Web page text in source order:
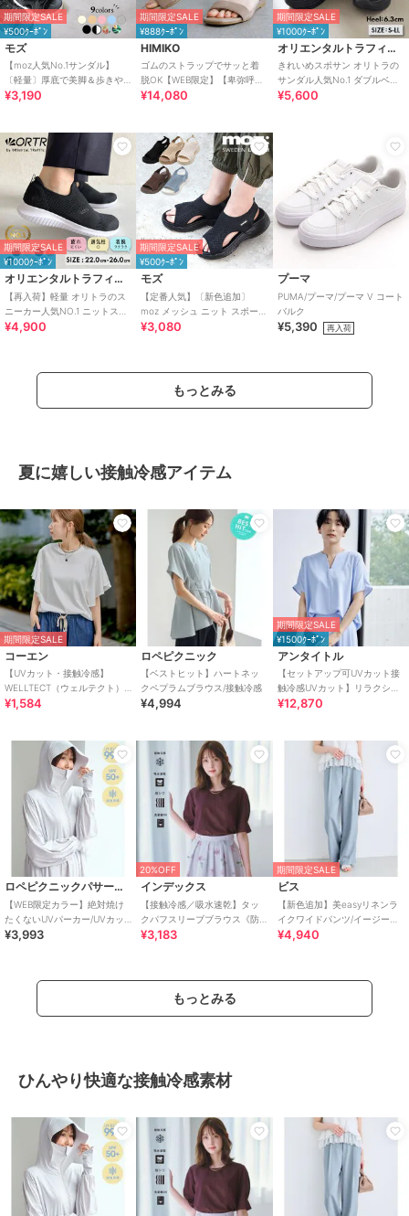
期間限定SALE
¥500ｸｰﾎﾟﾝ
モズ
【moz人気No.1サンダル】
〔軽量〕厚底で美脚＆歩きや
すい！疲れにくいフィット感
¥3,190
期間限定SALE
¥888ｸｰﾎﾟﾝ
HIMIKO
ゴムのストラップでサッと着
脱OK【WEB限定】【卑弥呼
26SS】ゴムストラップサンダ
¥14,080
期間限定SALE
¥1000ｸｰﾎﾟﾝ
オリエンタルトラフィック
きれいめスポサン オリトラの
サンダル人気No.1 ダブルベル
ト スポーツサンダル /42207
¥5,600
期間限定SALE
¥1000ｸｰﾎﾟﾝ
オリエンタルトラフィック
【再入荷】軽量 オリトラのス
ニーカー人気NO.1 ニットスニ
ーカー スリッポン /3709
¥4,900
期間限定SALE
¥500ｸｰﾎﾟﾝ
モズ
【定番人気】〔新色追加〕
moz メッシュ ニット スポーツ
サンダル
¥3,080
プーマ
PUMA/プーマ/プーマ V コート
バルク
¥5,390 再入荷
もっとみる
夏に嬉しい接触冷感アイテム
期間限定SALE
コーエン
【UVカット・接触冷感】
WELLTECT（ウェルテクト）
USAコットン フレアスリーブ
¥1,584
ロペピクニック
【ベストヒット】ハートネッ
クペプラムブラウス/接触冷感
¥4,994
期間限定SALE
¥1500ｸｰﾎﾟﾝ
アンタイトル
【セットアップ可UVカット接
触冷感UVカット】リラクシー
キーVネックブラウス
¥12,870
ロペピクニックパサージュ
【WEB限定カラー】絶対焼け
たくないUVパーカー/UVカッ
ト・接触冷感
¥3,993
20%OFF
インデックス
【接触冷感／吸水速乾】タッ
クパフスリーブブラウス《防
シワ／洗濯機OK／XS～3L／
¥3,183
期間限定SALE
ビス
【新色追加】美easyリネンラ
イクワイドパンツ/イージーケ
ア・接触冷感・セットアップ
¥4,940
もっとみる
ひんやり快適な接触冷感素材